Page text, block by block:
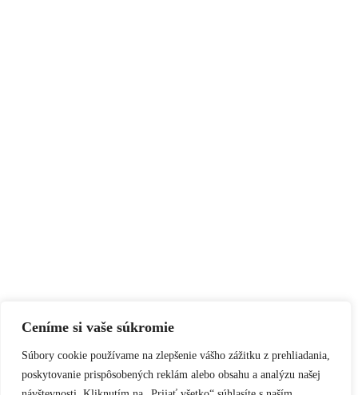
Ceníme si vaše súkromie
Súbory cookie používame na zlepšenie vášho zážitku z prehliadania,
poskytovanie prispôsobených reklám alebo obsahu a analýzu našej